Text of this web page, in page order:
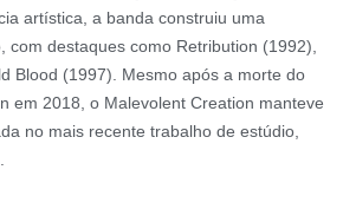
artística, a banda construiu uma
com destaques como Retribution (1992),
Blood (1997). Mesmo após a morte do
em 2018, o Malevolent Creation manteve
no mais recente trabalho de estúdio,